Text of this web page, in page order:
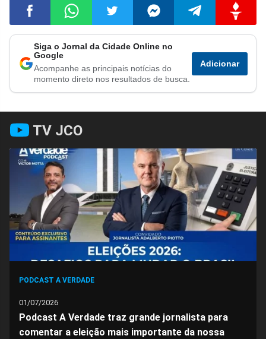
Compartilhar
no
Facebook
Compartilhar
no
Whatsapp
Compartilhar
no
Twitter
Compartilhar
no
Messenger
Compartilhar
no
Telegram
no
Gettr
Siga o Jornal da Cidade Online no
Google
Acompanhe as principais notícias do
momento direto nos resultados de busca.
Adicionar
TV JCO
PODCAST A VERDADE
01/07/2026
Podcast A Verdade traz grande jornalista para
comentar a eleição mais importante da nossa